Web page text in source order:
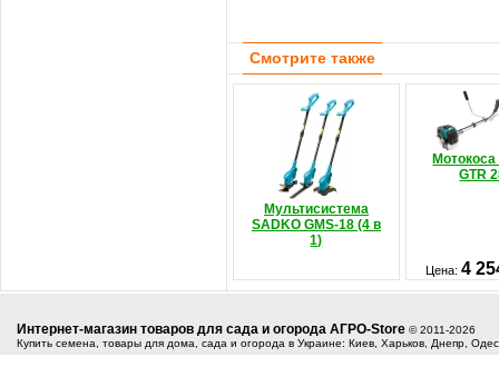
Смотрите также
Мультисистема
SADKO GMS-18 (4 в
1)
GTR
Цена: 4
Интернет-магазин товаров для сада и огорода АГРО-Store © 2011-2026
Купить семена, товары для дома, сада и огорода в Украине: Киев, Харьков, Днепр,